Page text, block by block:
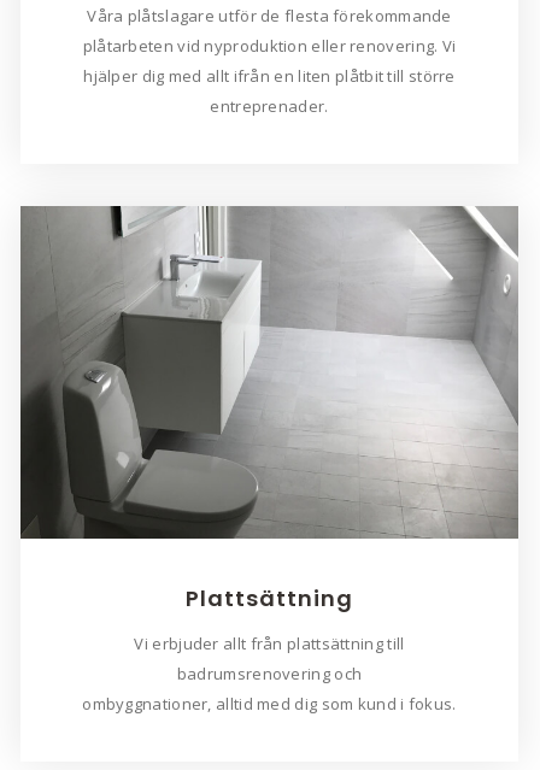
​Våra plåtslagare utför de flesta förekommande
plåtarbeten vid nyproduktion eller renovering. Vi
hjälper dig med allt ifrån en liten plåtbit till större
entreprenader.
Plattsättning
Vi erbjuder allt från plattsättning till
badrumsrenovering och
ombyggnationer, alltid med dig som kund i fokus.